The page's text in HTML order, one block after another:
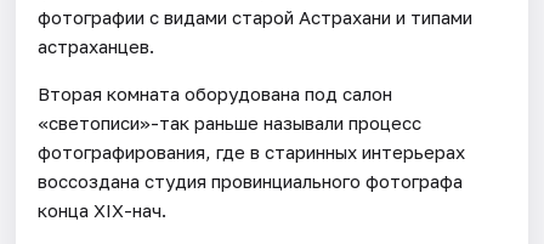
фотографии с видами старой Астрахани и типами
астраханцев.
Вторая комната оборудована под салон
«светописи»-так раньше называли процесс
фотографирования, где в старинных интерьерах
воссоздана студия провинциального фотографа
конца XIX-нач.